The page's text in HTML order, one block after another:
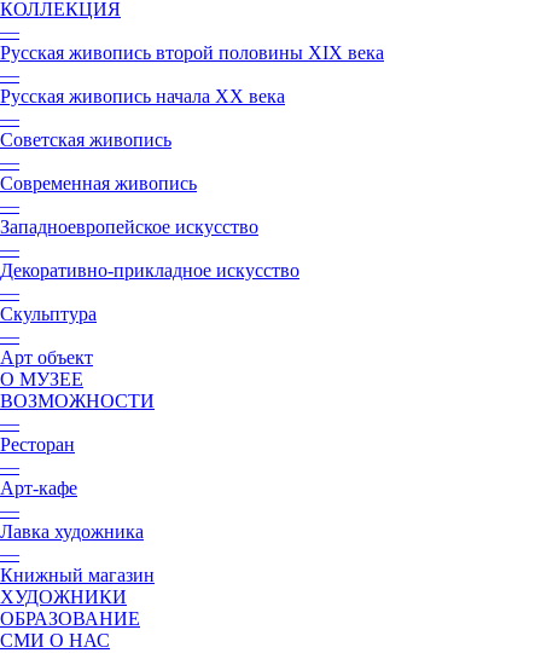
КОЛЛЕКЦИЯ
—
Русская живопись второй половины XIX века
—
Русская живопись начала XX века
—
Советская живопись
—
Современная живопись
—
Западноевропейское искусство
—
Декоративно-прикладное искусство
—
Скульптура
—
Арт объект
О МУЗЕЕ
ВОЗМОЖНОСТИ
—
Ресторан
—
Арт-кафе
—
Лавка художника
—
Книжный магазин
ХУДОЖНИКИ
ОБРАЗОВАНИЕ
СМИ О НАС